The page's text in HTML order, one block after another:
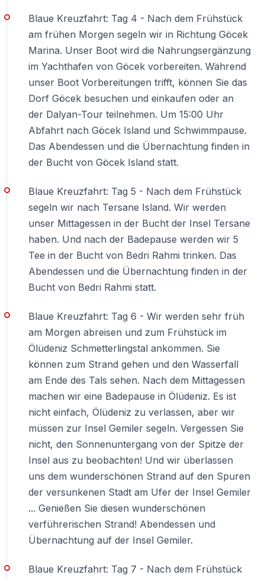
Blaue Kreuzfahrt: Tag 4 - Nach dem Frühstück
am frühen Morgen segeln wir in Richtung Göcek
Marina. Unser Boot wird die Nahrungsergänzung
im Yachthafen von Göcek vorbereiten. Während
unser Boot Vorbereitungen trifft, können Sie das
Dorf Göcek besuchen und einkaufen oder an
der Dalyan-Tour teilnehmen. Um 15:00 Uhr
Abfahrt nach Göcek Island und Schwimmpause.
Das Abendessen und die Übernachtung finden in
der Bucht von Göcek Island statt.
Blaue Kreuzfahrt: Tag 5 - Nach dem Frühstück
segeln wir nach Tersane Island. Wir werden
unser Mittagessen in der Bucht der Insel Tersane
haben. Und nach der Badepause werden wir 5
Tee in der Bucht von Bedri Rahmi trinken. Das
Abendessen und die Übernachtung finden in der
Bucht von Bedri Rahmi statt.
Blaue Kreuzfahrt: Tag 6 - Wir werden sehr früh
am Morgen abreisen und zum Frühstück im
Ölüdeniz Schmetterlingstal ankommen. Sie
können zum Strand gehen und den Wasserfall
am Ende des Tals sehen. Nach dem Mittagessen
machen wir eine Badepause in Ölüdeniz. Es ist
nicht einfach, Ölüdeniz zu verlassen, aber wir
müssen zur Insel Gemiler segeln. Vergessen Sie
nicht, den Sonnenuntergang von der Spitze der
Insel aus zu beobachten! Und wir überlassen
uns dem wunderschönen Strand auf den Spuren
der versunkenen Stadt am Ufer der Insel Gemiler
... Genießen Sie diesen wunderschönen
verführerischen Strand! Abendessen und
Übernachtung auf der Insel Gemiler.
Blaue Kreuzfahrt: Tag 7 - Nach dem Frühstück